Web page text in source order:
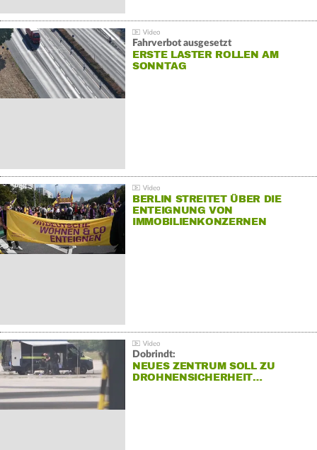
Fahrverbot ausgesetzt
ERSTE LASTER ROLLEN AM
SONNTAG
BERLIN STREITET ÜBER DIE
ENTEIGNUNG VON
IMMOBILIENKONZERNEN
Dobrindt:
NEUES ZENTRUM SOLL ZU
DROHNENSICHERHEIT…